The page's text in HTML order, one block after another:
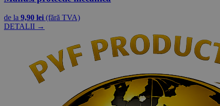
de la 9,90 lei (fără TVA)
DETALII →